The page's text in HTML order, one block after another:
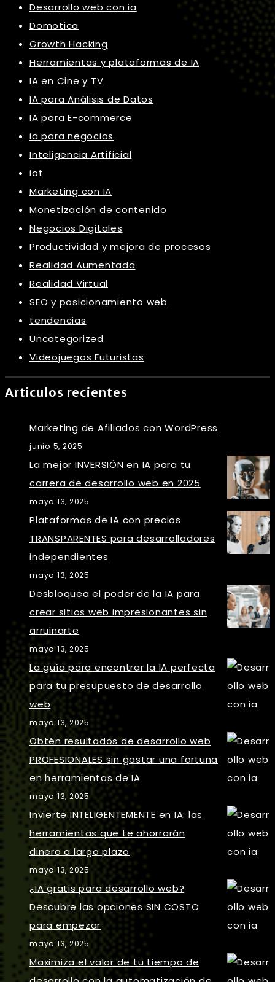
Desarrollo web con ia
Domotica
Growth Hacking
Herramientas y plataformas de IA
IA en Cine y TV
IA para Análisis de Datos
IA para E-commerce
ia para negocios
Inteligencia Artificial
iot
Marketing con IA
Monetización de contenido
Negocios Digitales
Productividad y mejora de procesos
Realidad Aumentada
Realidad Virtual
SEO y posicionamiento web
tendencias
Uncategorized
Videojuegos Futuristas
Articulos recientes
Marketing de Afiliados con WordPress
junio 5, 2025
La mejor INVERSIÓN en IA para tu
carrera de desarrollo web en 2025
mayo 13, 2025
Plataformas de IA con precios
TRANSPARENTES para desarrolladores
independientes
mayo 13, 2025
Desbloquea el poder de la IA para
crear sitios web impresionantes sin
arruinarte
mayo 13, 2025
La guía para encontrar la IA perfecta
para tu presupuesto de desarrollo
web
mayo 13, 2025
Obtén resultados de desarrollo web
PROFESIONALES sin gastar una fortuna
en herramientas de IA
mayo 13, 2025
Invierte INTELIGENTEMENTE en IA: las
herramientas que te ahorrarán
dinero a largo plazo
mayo 13, 2025
¿IA gratis para desarrollo web?
Descubre las opciones SIN COSTO
para empezar
mayo 13, 2025
Maximiza el valor de tu tiempo de